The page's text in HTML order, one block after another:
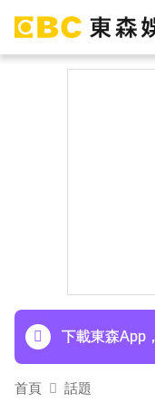
下載東森App
首頁 話題